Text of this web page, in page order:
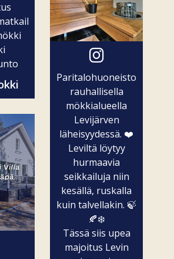
Paritalohuoneisto
rauhallisella
mökkialueella
Levijärven
läheisyydessä. ❤️
Leviltä löytyy
hurmaavia
seikkailuja niin
kesällä, ruskalla
kuin talvellakin. 🍃
🍂❄️
Tässä siis upea
majoitus Levin